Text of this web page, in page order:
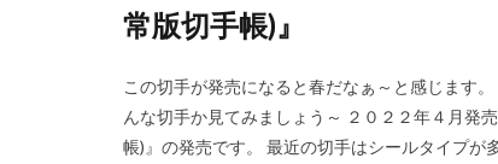
常版切手帳)』
この切手が発売になると春だなぁ～と感じます
んな切手か見てみましょう～ ２０２２年４月発
帳)』の発売です。 最近の切手はシールタイプが